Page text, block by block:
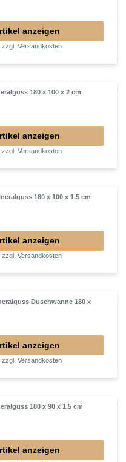
anzeigen
zzgl.Versandkosten
180 x 100 x 2 cm
anzeigen
zzgl.Versandkosten
180 x 100 x 1,5 cm
anzeigen
zzgl.Versandkosten
Duschwanne 180 x
anzeigen
zzgl.Versandkosten
180 x 90 x 1,5 cm
anzeigen